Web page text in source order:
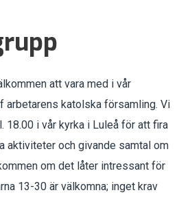
att vara med i vår
arbetarens katolska församling. Vi
18.00 i vår kyrka i Luleå för att fira
aktiviteter och givande samtal om
om det låter intressant för
13-30 är välkomna; inget krav